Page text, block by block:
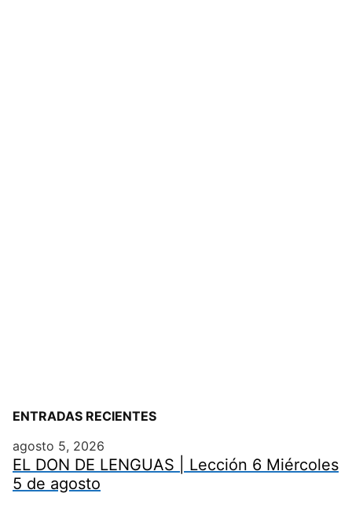
ENTRADAS RECIENTES
agosto 5, 2026
EL DON DE LENGUAS | Lección 6 Miércoles
5 de agosto